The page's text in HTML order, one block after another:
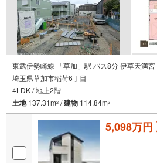
東武伊勢崎線 「草加」駅 バス8分 伊草天満
埼玉県草加市稲荷6丁目
4LDK / 地上2階
土地137.31m2 /建物 114.84m2
5,098万円